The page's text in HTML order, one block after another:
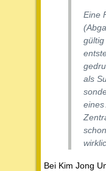
Eine
als
eines
Bei Kim Jong